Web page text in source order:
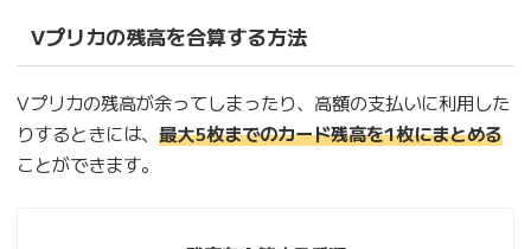
Vプリカの残高を合算する方法
Vプリカの残高が余ってしまったり、高額の支払いに利用した
りするときには、 最大5枚までのカード残高を1枚にまとめる
ことができます。